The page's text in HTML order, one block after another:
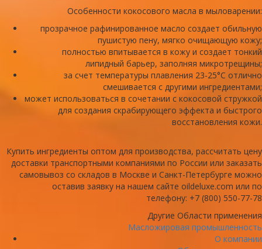
Особенности кокосового масла в мыловарении:
прозрачное рафинированное масло создает обильную
пушистую пену, мягко очищающую кожу;
полностью впитывается в кожу и создает тонкий
липидный барьер, заполняя микротрещины;
за счет температуры плавления 23-25°C отлично
смешивается с другими ингредиентами;
может использоваться в сочетании с кокосовой стружкой
для создания скрабирующего эффекта и быстрого
восстановления кожи.
Купить ингредиенты оптом для производства, рассчитать цену
доставки транспортными компаниями по России или заказать
самовывоз со складов в Москве и Санкт-Петербурге можно
оставив заявку на нашем сайте oildeluxe.com или по
телефону: +7 (800) 550-77-78
Другие Области применения
Масложировая промышленность
О компании